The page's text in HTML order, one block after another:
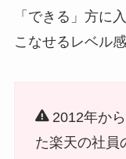
「できる」方に
こなせるレベル
2012年か
た楽天の社員